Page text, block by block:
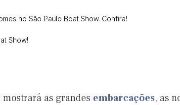
no São Paulo Boat Show. Confira!
Show!
as grandes embarcações, as